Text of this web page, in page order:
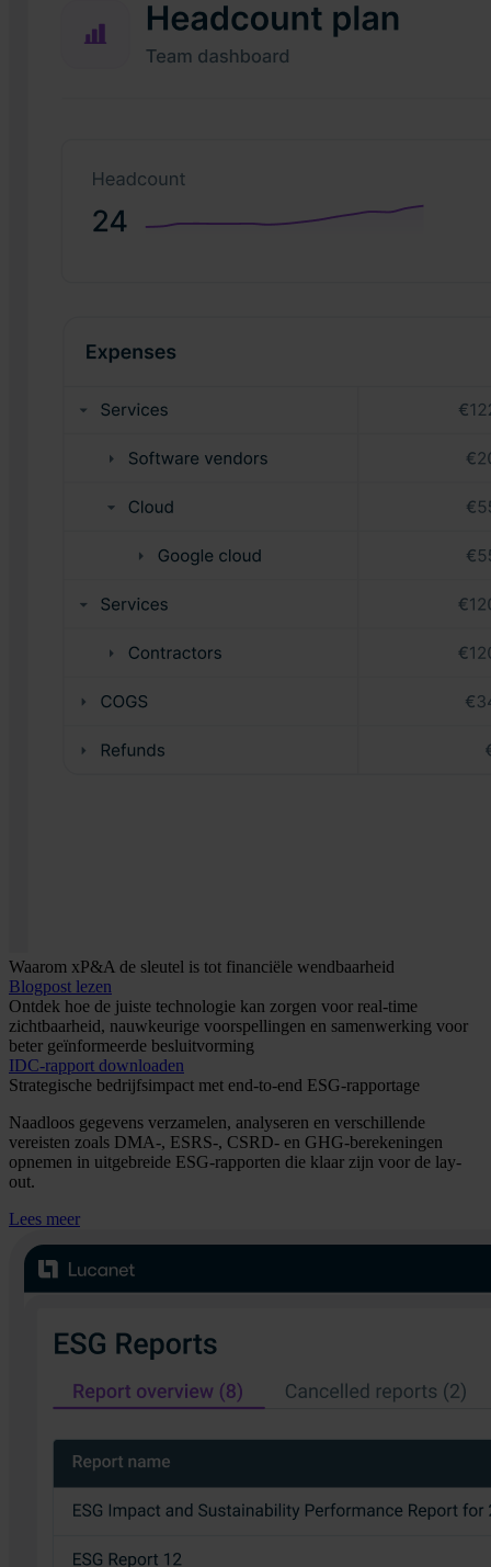
Waarom xP&A de sleutel is tot financiële wendbaarheid
Blogpost lezen
Ontdek hoe de juiste technologie kan zorgen voor real-time
zichtbaarheid, nauwkeurige voorspellingen en samenwerking voor
beter geïnformeerde besluitvorming
IDC-rapport downloaden
Strategische bedrijfsimpact met end-to-end ESG-rapportage
Naadloos gegevens verzamelen, analyseren en verschillende
vereisten zoals DMA-, ESRS-, CSRD- en GHG-berekeningen
opnemen in uitgebreide ESG-rapporten die klaar zijn voor de lay-
out.
Lees meer